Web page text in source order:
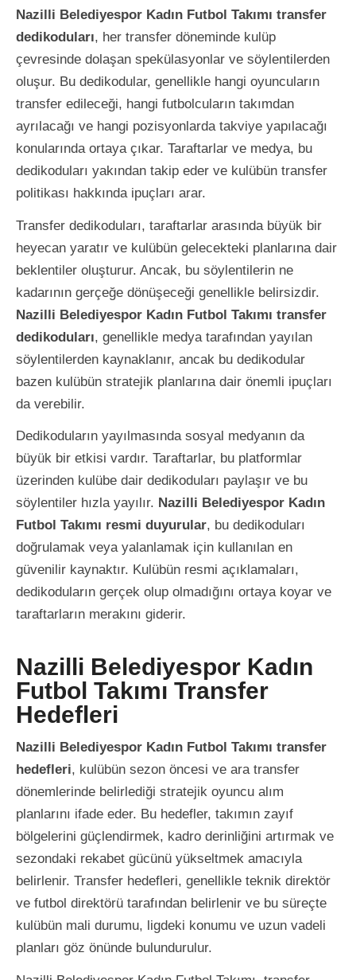
Nazilli Belediyespor Kadın Futbol Takımı transfer
dedikoduları, her transfer döneminde kulüp
çevresinde dolaşan spekülasyonlar ve söylentilerden
oluşur. Bu dedikodular, genellikle hangi oyuncuların
transfer edileceği, hangi futbolcuların takımdan
ayrılacağı ve hangi pozisyonlarda takviye yapılacağı
konularında ortaya çıkar. Taraftarlar ve medya, bu
dedikoduları yakından takip eder ve kulübün transfer
politikası hakkında ipuçları arar.
Transfer dedikoduları, taraftarlar arasında büyük bir
heyecan yaratır ve kulübün gelecekteki planlarına dair
beklentiler oluşturur. Ancak, bu söylentilerin ne
kadarının gerçeğe dönüşeceği genellikle belirsizdir.
Nazilli Belediyespor Kadın Futbol Takımı transfer
dedikoduları, genellikle medya tarafından yayılan
söylentilerden kaynaklanır, ancak bu dedikodular
bazen kulübün stratejik planlarına dair önemli ipuçları
da verebilir.
Dedikoduların yayılmasında sosyal medyanın da
büyük bir etkisi vardır. Taraftarlar, bu platformlar
üzerinden kulübe dair dedikoduları paylaşır ve bu
söylentiler hızla yayılır. Nazilli Belediyespor Kadın
Futbol Takımı resmi duyurular, bu dedikoduları
doğrulamak veya yalanlamak için kullanılan en
güvenilir kaynaktır. Kulübün resmi açıklamaları,
dedikoduların gerçek olup olmadığını ortaya koyar ve
taraftarların merakını giderir.
Nazilli Belediyespor Kadın
Futbol Takımı Transfer
Hedefleri
Nazilli Belediyespor Kadın Futbol Takımı transfer
hedefleri, kulübün sezon öncesi ve ara transfer
dönemlerinde belirlediği stratejik oyuncu alım
planlarını ifade eder. Bu hedefler, takımın zayıf
bölgelerini güçlendirmek, kadro derinliğini artırmak ve
sezondaki rekabet gücünü yükseltmek amacıyla
belirlenir. Transfer hedefleri, genellikle teknik direktör
ve futbol direktörü tarafından belirlenir ve bu süreçte
kulübün mali durumu, ligdeki konumu ve uzun vadeli
planları göz önünde bulundurulur.